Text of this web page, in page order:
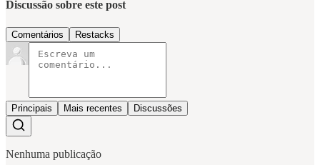
Discussão sobre este post
Comentários Restacks
Principais Mais recentes Discussões
Nenhuma publicação